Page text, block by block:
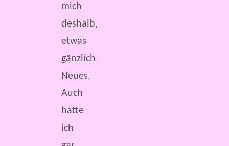
mich
deshalb,
etwas
gänzlich
Neues.
Auch
hatte
ich